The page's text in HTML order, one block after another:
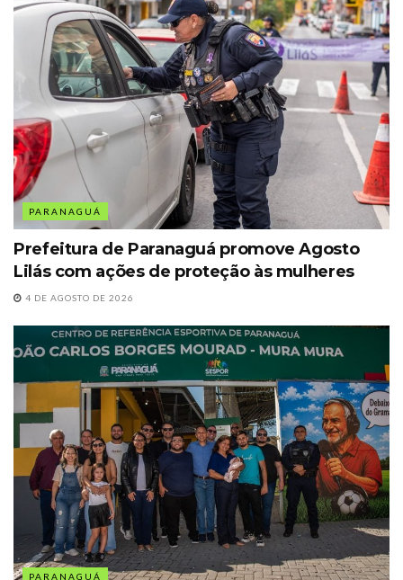
PARANAGUÁ
Prefeitura de Paranaguá promove Agosto
Lilás com ações de proteção às mulheres
4 DE AGOSTO DE 2026
PARANAGUÁ